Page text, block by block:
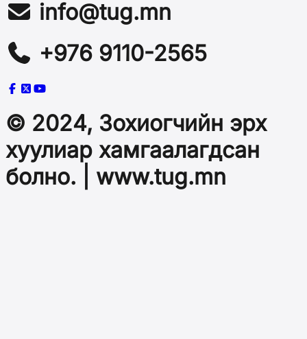
info@tug.mn
+976 9110-2565
© 2024, Зохиогчийн эрх
хуулиар хамгаалагдсан
болно. | www.tug.mn